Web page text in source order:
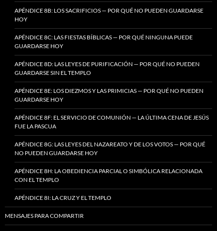
APÉNDICE 8B: LOS SACRIFICIOS — POR QUÉ NO PUEDEN GUARDARSE
HOY
APÉNDICE 8C: LAS FIESTAS BÍBLICAS — POR QUÉ NINGUNA PUEDE
GUARDARSE HOY
APÉNDICE 8D: LAS LEYES DE PURIFICACIÓN — POR QUÉ NO PUEDEN
GUARDARSE SIN EL TEMPLO
APÉNDICE 8E: LOS DIEZMOS Y LAS PRIMICIAS — POR QUÉ NO PUEDEN
GUARDARSE HOY
APÉNDICE 8F: EL SERVICIO DE COMUNIÓN — LA ÚLTIMA CENA DE JESÚS
FUE LA PASCUA
APÉNDICE 8G: LAS LEYES DEL NAZAREATO Y DE LOS VOTOS — POR QUÉ
NO PUEDEN GUARDARSE HOY
APÉNDICE 8H: LA OBEDIENCIA PARCIAL O SIMBÓLICA RELACIONADA
CON EL TEMPLO
APÉNDICE 8I: LA CRUZ Y EL TEMPLO
MENSAJES PARA COMPARTIR